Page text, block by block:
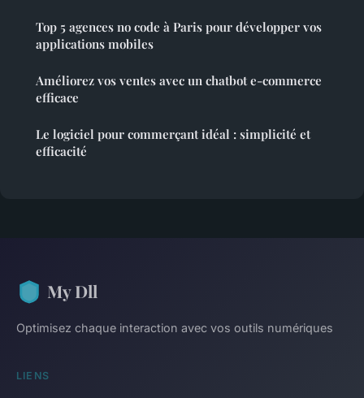
Top 5 agences no code à Paris pour développer vos
applications mobiles
Améliorez vos ventes avec un chatbot e-commerce
efficace
Le logiciel pour commerçant idéal : simplicité et
efficacité
My Dll
Optimisez chaque interaction avec vos outils numériques
LIENS